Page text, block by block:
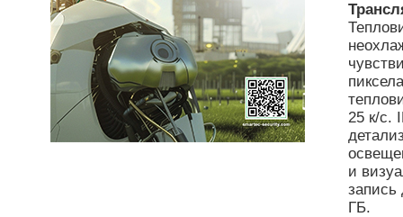
25 к/с.
и
запись
ГБ.